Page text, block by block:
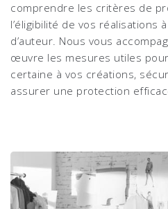
comprendre les critères de
l’éligibilité de vos réalisations
d’auteur. Nous vous
œuvre les mesures utiles
certaine à vos créations,
assurer une protection